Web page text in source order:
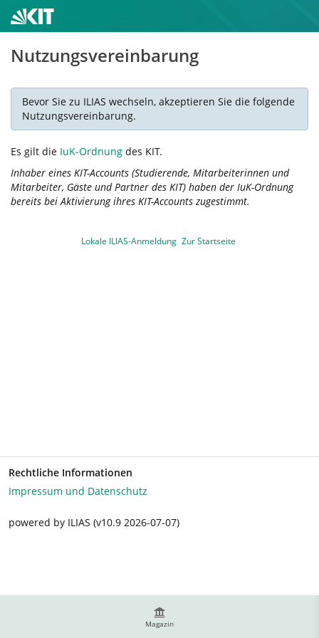
Magazin
Nutzungsvereinbarung
Bevor Sie zu ILIAS wechseln, akzeptieren Sie die folgende
Nutzungsvereinbarung.
Es gilt die IuK-Ordnung des KIT.
Inhaber eines KIT-Accounts (Studierende, Mitarbeiterinnen und
Mitarbeiter, Gäste und Partner des KIT) haben der IuK-Ordnung
bereits bei Aktivierung ihres KIT-Accounts zugestimmt.
Lokale ILIAS-Anmeldung Zur Startseite
Rechtliche Informationen
Impressum und Datenschutz
powered by ILIAS (v10.9 2026-07-07)